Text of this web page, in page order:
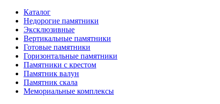
Каталог
Недорогие памятники
Эксклюзивные
Вертикальные памятники
Готовые памятники
Горизонтальные памятники
Памятники с крестом
Памятник валун
Памятник скала
Мемориальные комплексы